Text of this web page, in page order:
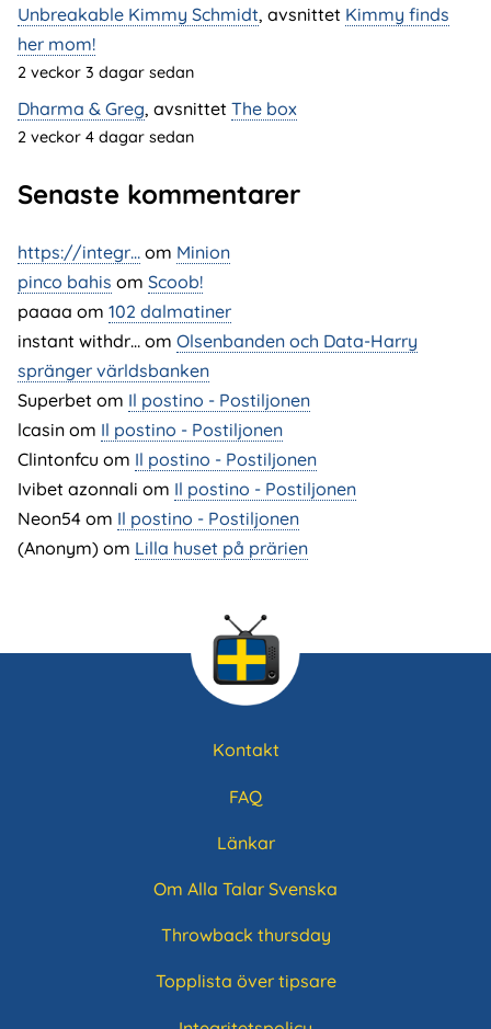
Unbreakable Kimmy Schmidt, avsnittet Kimmy finds
her mom!
2 veckor 3 dagar sedan
Dharma & Greg, avsnittet The box
2 veckor 4 dagar sedan
Senaste kommentarer
https://integr… om Minion
pinco bahis om Scoob!
paaaa om 102 dalmatiner
instant withdr… om Olsenbanden och Data-Harry
spränger världsbanken
Superbet om Il postino - Postiljonen
lcasin om Il postino - Postiljonen
Clintonfcu om Il postino - Postiljonen
Ivibet azonnali om Il postino - Postiljonen
Neon54 om Il postino - Postiljonen
(Anonym) om Lilla huset på prärien
Kontakt
FAQ
Länkar
Om Alla Talar Svenska
Throwback thursday
Topplista över tipsare